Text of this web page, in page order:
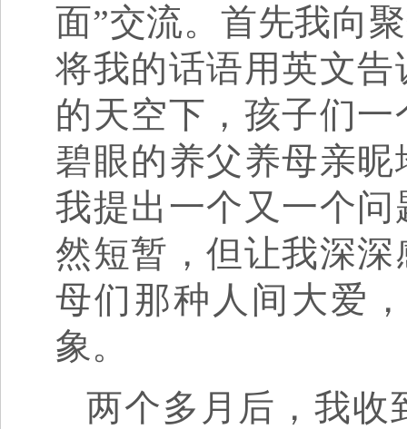
面”交流。首先我向
将我的话语用英文
的天空下，孩子们
碧眼的养父养母亲
我提出一个又一个
然短暂，但让我深
母们那种人间大爱
象。
两个多月后，我收